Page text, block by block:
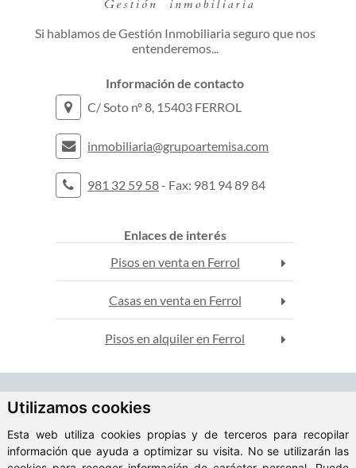
Utilizamos cookies
Esta web utiliza cookies propias y de terceros para recopilar
información que ayuda a optimizar su visita. No se utilizarán las
Si hablamos de Gestión Inmobiliaria seguro que nos
entenderemos...
Información de contacto
C/ Soto nº 8, 15403 FERROL
inmobiliaria@grupoartemisa.com
981 32 59 58- Fax: 981 94 89 84
Enlaces de interés
Pisos en venta en Ferrol
Casas en venta en Ferrol
Pisos en alquiler en Ferrol
ClickViviendas
© 2026 Artemisa Gestión Inmobiliaria
Aviso Legal